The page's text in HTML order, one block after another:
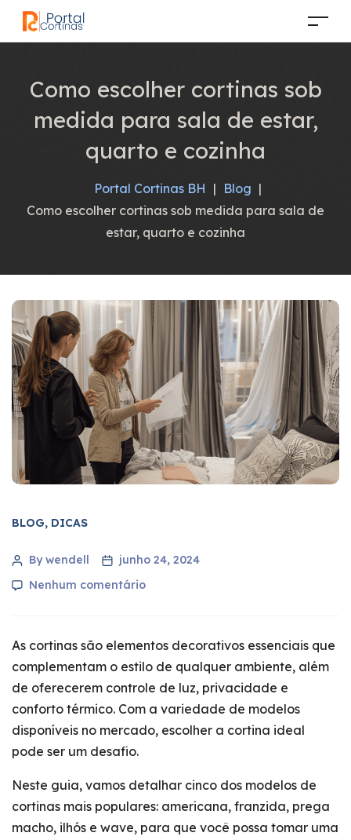
Como escolher cortinas sob
medida para sala de estar,
quarto e cozinha
Portal Cortinas BH | Blog |
Como escolher cortinas sob medida para sala de
estar, quarto e cozinha
BLOG, DICAS
By wendell
junho 24, 2024
Nenhum comentário
As cortinas são elementos decorativos essenciais que
complementam o estilo de qualquer ambiente, além
de oferecerem controle de luz, privacidade e
conforto térmico. Com a variedade de modelos
disponíveis no mercado, escolher a cortina ideal
pode ser um desafio.
Neste guia, vamos detalhar cinco dos modelos de
cortinas mais populares: americana, franzida, prega
macho, ilhós e wave, para que você possa tomar uma